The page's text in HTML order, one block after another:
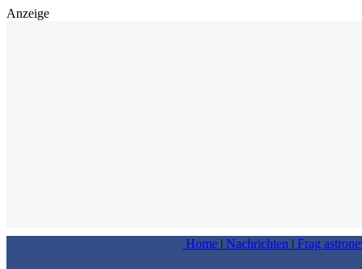
Anzeige
Home | Nachrichten | Frag